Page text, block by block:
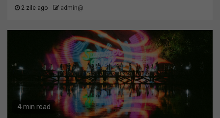
2 zile ago admin@
4 min read